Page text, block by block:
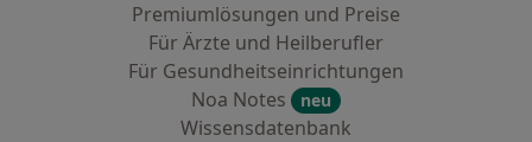
Premiumlösungen und Preise
Für Ärzte und Heilberufler
Für Gesundheitseinrichtungen
Noa Notes
neu
Wissensdatenbank